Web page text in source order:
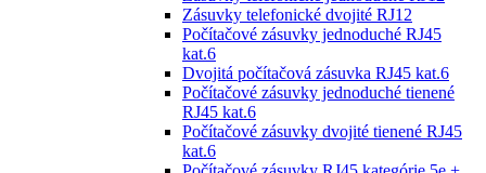
Zásuvky telefonické dvojité RJ12
Počítačové zásuvky jednoduché RJ45
kat.6
Dvojitá počítačová zásuvka RJ45 kat.6
Počítačové zásuvky jednoduché tienené
RJ45 kat.6
Počítačové zásuvky dvojité tienené RJ45
kat.6